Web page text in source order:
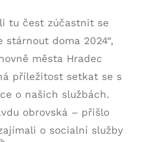
tu čest zúčastnit se
stárnout doma 2024“,
města Hradec
příležitost setkat se s
o našich službách.
obrovská – přišlo
o socialní služby